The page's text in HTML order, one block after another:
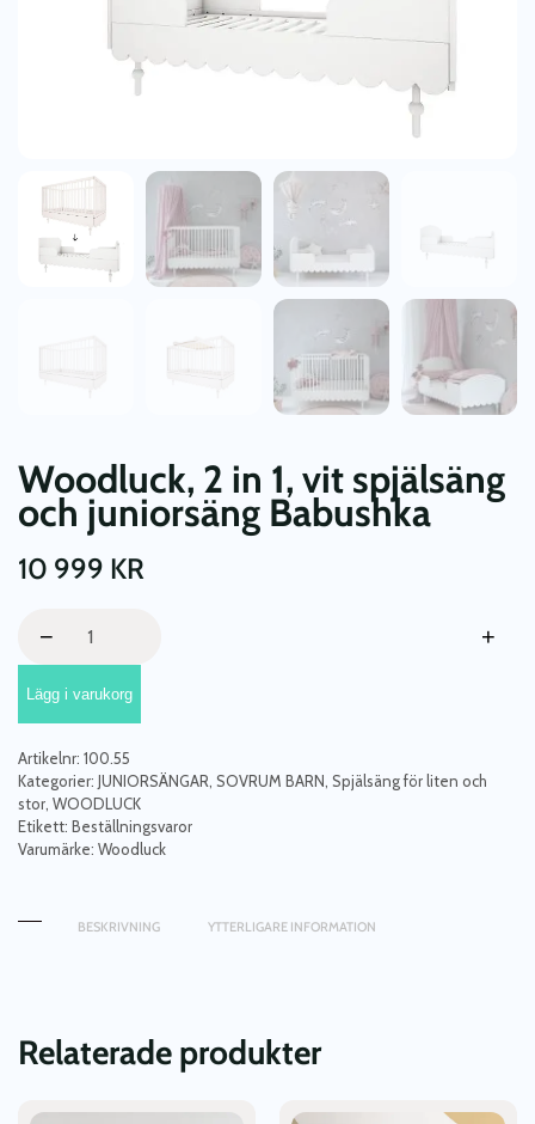
Woodluck, 2 in 1, vit spjälsäng
och juniorsäng Babushka
10 999 KR
in
vit
spjälsäng
och
juniorsäng
Babushka
mängd
− +
Lägg i varukorg
Artikelnr: 100.55
Kategorier: JUNIORSÄNGAR SOVRUM BARN Spjälsäng för liten och
stor WOODLUCK
Etikett: Beställningsvaror
Varumärke: Woodluck
BESKRIVNING YTTERLIGARE INFORMATION
Relaterade produkter
Den
Den